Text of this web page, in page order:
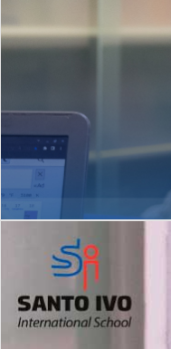
Matrículas Abertas 2026
2º AO 5º